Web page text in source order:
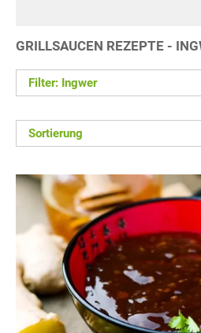
GRILLSAUCEN REZEPTE -
Filter: Ingwer
Sortierung